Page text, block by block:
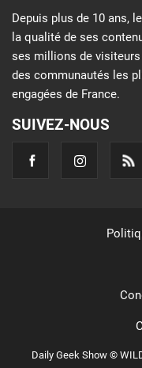
Depuis plus de 10 ans,
la qualité de ses
ses millions de visiteurs
des communautés les
engagées de France.
SUIVEZ-NOUS
Daily Geek Show ©